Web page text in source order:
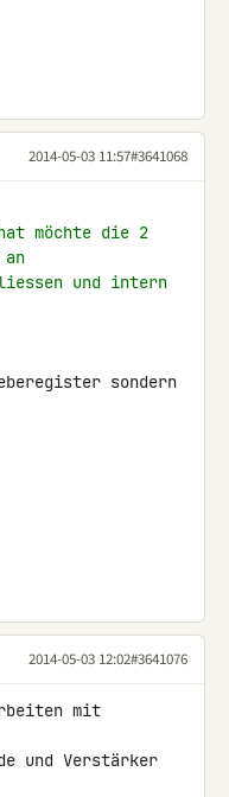
2014-05-03 11:57#3641068
möchte die 2
und intern
sondern
2014-05-03 12:02#3641076
mit
und Verstärker